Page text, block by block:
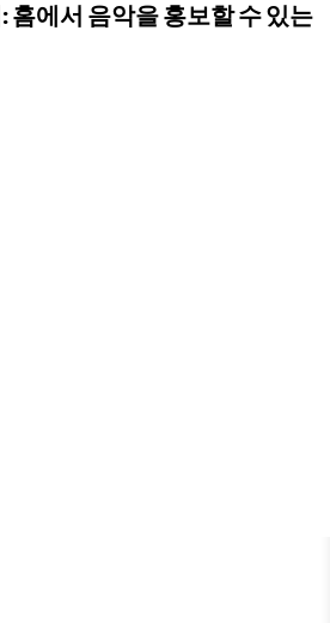
홈에서 음악을 홍보할 수 있는